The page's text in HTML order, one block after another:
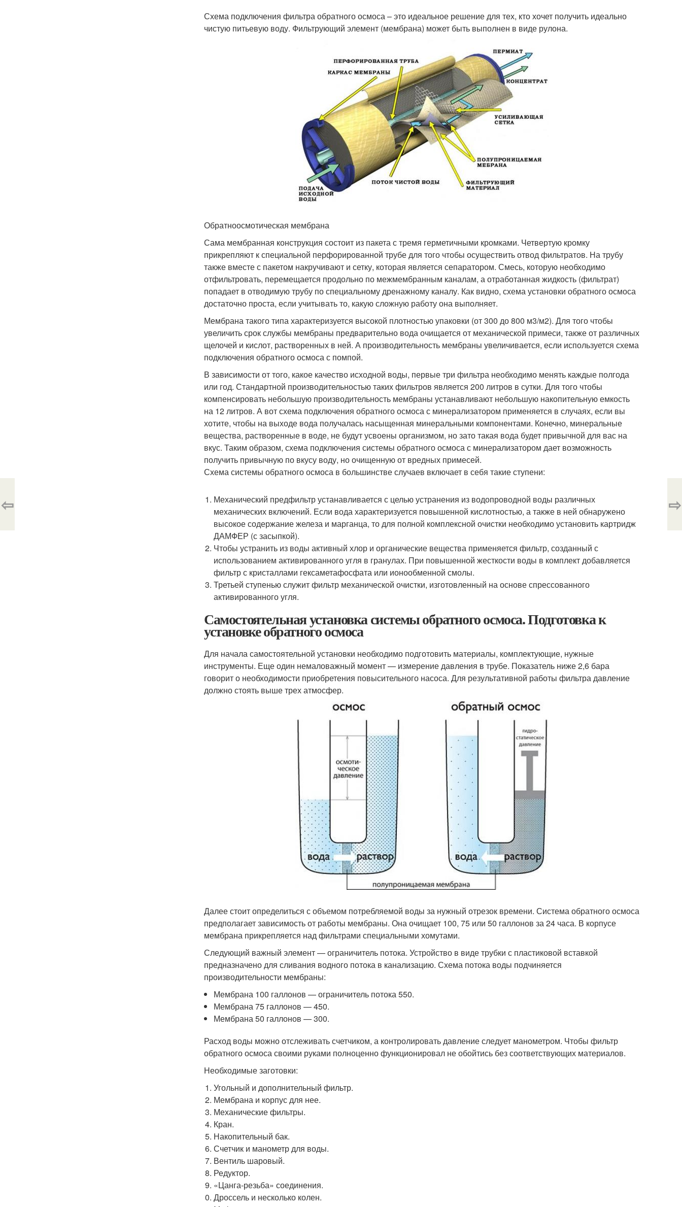
Схема подключения фильтра обратного осмоса – это идеальное решение для тех, кто хочет получить идеально
чистую питьевую воду. Фильтрующий элемент (мембрана) может быть выполнен в виде рулона.
Обратноосмотическая мембрана
Сама мембранная конструкция состоит из пакета с тремя герметичными кромками. Четвертую кромку
прикрепляют к специальной перфорированной трубе для того чтобы осуществить отвод фильтратов. На трубу
также вместе с пакетом накручивают и сетку, которая является сепаратором. Смесь, которую необходимо
отфильтровать, перемещается продольно по межмембранным каналам, а отработанная жидкость (фильтрат)
попадает в отводимую трубу по специальному дренажному каналу. Как видно, схема установки обратного осмоса
достаточно проста, если учитывать то, какую сложную работу она выполняет.
Мембрана такого типа характеризуется высокой плотностью упаковки (от 300 до 800 м3/м2). Для того чтобы
увеличить срок службы мембраны предварительно вода очищается от механической примеси, также от различных
щелочей и кислот, растворенных в ней. А производительность мембраны увеличивается, если используется схема
подключения обратного осмоса с помпой.
В зависимости от того, какое качество исходной воды, первые три фильтра необходимо менять каждые полгода
или год. Стандартной производительностью таких фильтров является 200 литров в сутки. Для того чтобы
компенсировать небольшую производительность мембраны устанавливают небольшую накопительную емкость
на 12 литров. А вот схема подключения обратного осмоса с минерализатором применяется в случаях, если вы
хотите, чтобы на выходе вода получалась насыщенная минеральными компонентами. Конечно, минеральные
вещества, растворенные в воде, не будут усвоены организмом, но зато такая вода будет привычной для вас на
вкус. Таким образом, схема подключения системы обратного осмоса с минерализатором дает возможность
получить привычную по вкусу воду, но очищенную от вредных примесей.
Схема системы обратного осмоса в большинстве случаев включает в себя такие ступени:
Механический предфильтр устанавливается с целью устранения из водопроводной воды различных
механических включений. Если вода характеризуется повышенной кислотностью, а также в ней обнаружено
высокое содержание железа и марганца, то для полной комплексной очистки необходимо установить картридж
ДАМФЕР (с засыпкой).
Чтобы устранить из воды активный хлор и органические вещества применяется фильтр, созданный с
использованием активированного угля в гранулах. При повышенной жесткости воды в комплект добавляется
фильтр с кристаллами гексаметафосфата или ионообменной смолы.
Третьей ступенью служит фильтр механической очистки, изготовленный на основе спрессованного
активированного угля.
Самостоятельная установка системы обратного осмоса. Подготовка к
установке обратного осмоса
Для начала самостоятельной установки необходимо подготовить материалы, комплектующие, нужные
инструменты. Еще один немаловажный момент — измерение давления в трубе. Показатель ниже 2,6 бара
говорит о необходимости приобретения повысительного насоса. Для результативной работы фильтра давление
должно стоять выше трех атмосфер.
Далее стоит определиться с объемом потребляемой воды за нужный отрезок времени. Система обратного осмоса
предполагает зависимость от работы мембраны. Она очищает 100, 75 или 50 галлонов за 24 часа. В корпусе
мембрана прикрепляется над фильтрами специальными хомутами.
Следующий важный элемент — ограничитель потока. Устройство в виде трубки с пластиковой вставкой
предназначено для сливания водного потока в канализацию. Схема потока воды подчиняется
производительности мембраны:
Мембрана 100 галлонов — ограничитель потока 550.
Мембрана 75 галлонов — 450.
Мембрана 50 галлонов — 300.
Расход воды можно отслеживать счетчиком, а контролировать давление следует манометром. Чтобы фильтр
обратного осмоса своими руками полноценно функционировал не обойтись без соответствующих материалов.
Необходимые заготовки:
Угольный и дополнительный фильтр.
Мембрана и корпус для нее.
Механические фильтры.
Кран.
Накопительный бак.
Счетчик и манометр для воды.
Вентиль шаровый.
Редуктор.
«Цанга-резьба» соединения.
Дроссель и несколько колен.
⇦ ⇨